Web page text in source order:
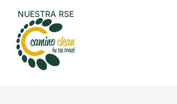
NUESTRA RSE